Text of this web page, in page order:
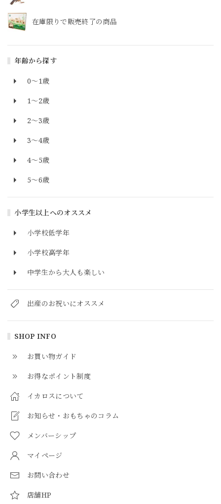
在庫限りで販売終了の商品
年齢から探す
0～1歳
1～2歳
2～3歳
3～4歳
4～5歳
5～6歳
小学生以上へのオススメ
小学校低学年
小学校高学年
中学生から大人も楽しい
出産のお祝いにオススメ
SHOP INFO
お買い物ガイド
お得なポイント制度
イカロスについて
お知らせ・おもちゃのコラム
メンバーシップ
マイページ
お問い合わせ
店舗HP